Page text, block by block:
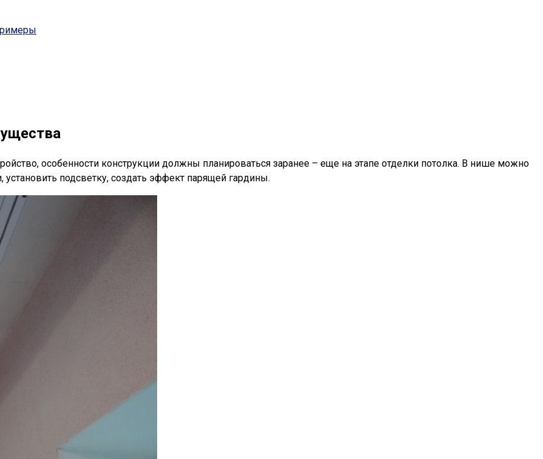
особенности конструкции должны планироваться заранее – еще на этапе отделки потолка. В нише можно
подсветку, создать эффект парящей гардины.